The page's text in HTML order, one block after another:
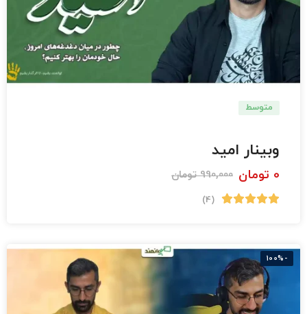
متوسط
وبینار امید
0 تومان 990,000 تومان
(4)
-100%